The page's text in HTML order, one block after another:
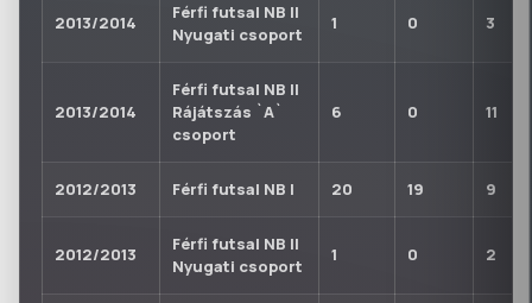
2013/2014
Férfi futsal NB II
Nyugati csoport
1 0 3
2013/2014
Férfi futsal NB II
Rájátszás `A`
csoport
6 0 11
2012/2013 Férfi futsal NB I 20 19 9
2012/2013
Férfi futsal NB II
Nyugati csoport
1 0 2